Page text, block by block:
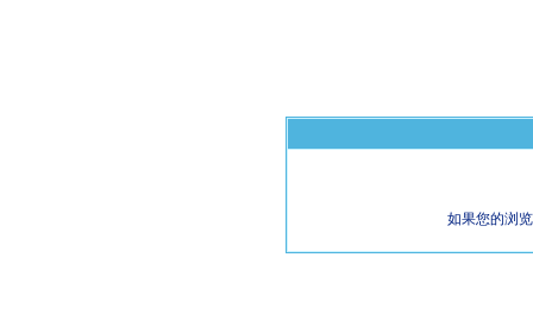
如果您的浏